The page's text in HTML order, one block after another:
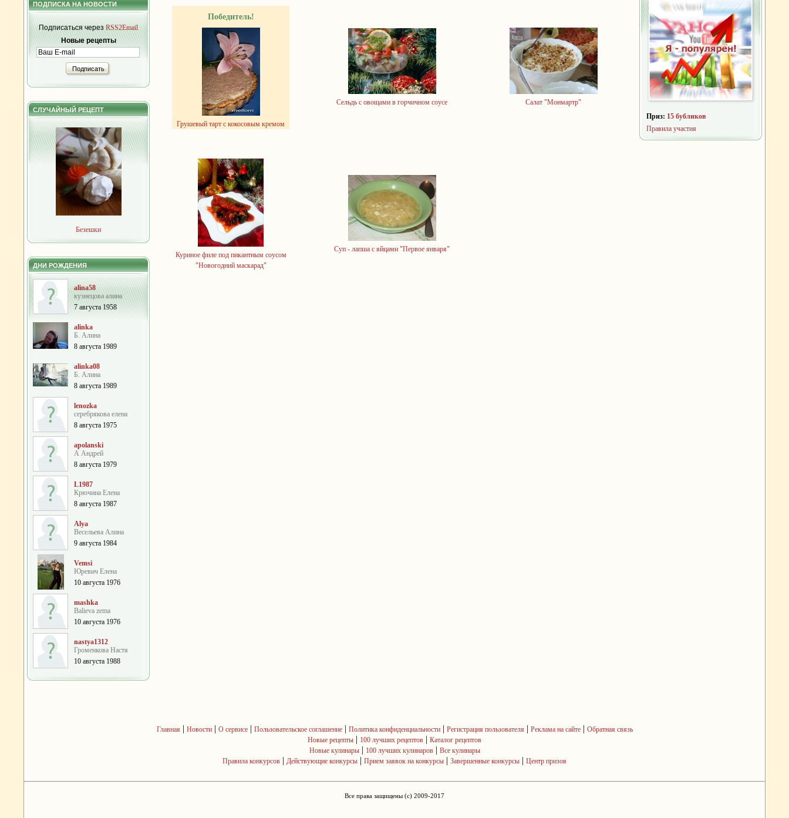
ПОДПИСКА НА НОВОСТИ
Подписаться черезRSS2Email
Новые рецепты
Подписать
СЛУЧАЙНЫЙ РЕЦЕПТ
Безешки
ДНИ РОЖДЕНИЯ
alina58
кузнецова алина
7 августа 1958
alinka
Б. Алина
8 августа 1989
alinka08
Б. Алина
8 августа 1989
lenozka
серебрякова елена
8 августа 1975
apolanski
А Андрей
8 августа 1979
L1987
Крючина Елена
8 августа 1987
Alya
Весельева Алина
9 августа 1984
Vemsi
Юревич Елена
10 августа 1976
mashka
Balieva zema
10 августа 1976
nastya1312
Громенкова Настя
10 августа 1988
Победитель!
Грушевый тарт с кокосовым кремом
Сельдь с овощами в горчичном соусе Салат "Монмартр"
Куриное филе под пикантным соусом
"Новогодний маскарад"
Суп - лапша с яйцами "Первое января"
Приз: 15 бубликов
Правила участия
Главная | Новости| О сервисе| Пользовательское соглашение| Политика конфиденциальности| Регистрация пользователя | Реклама на сайте| Обратная связь
Новые рецепты | 100 лучших рецептов | Каталог рецептов
Новые кулинары| 100 лучших кулинаров| Все кулинары
Правила конкурсов | Действующие конкурсы | Прием заявок на конкурсы | Завершенные конкурсы | Центр призов
Все права защищены (c) 2009-2017